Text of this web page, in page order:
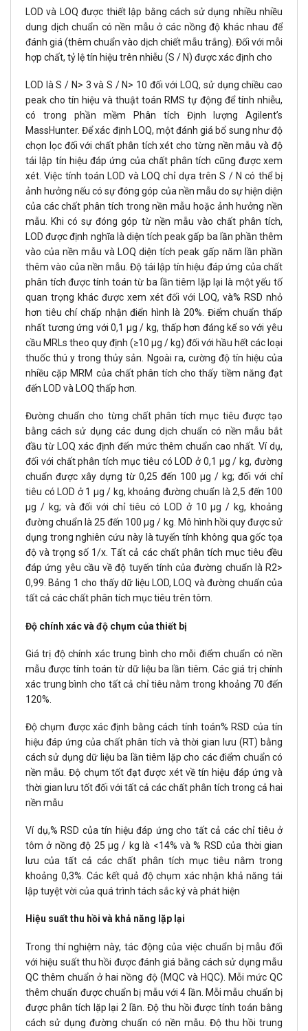
LOD và LOQ được thiết lập bằng cách sử dụng nhiều nhiều
dung dịch chuẩn có nền mẫu ở các nồng độ khác nhau để
đánh giá (thêm chuẩn vào dịch chiết mẫu trắng). Đối với mỗi
hợp chất, tỷ lệ tín hiệu trên nhiễu (S / N) được xác định cho
LOD là S / N> 3 và S / N> 10 đối với LOQ, sử dụng chiều cao
peak cho tín hiệu và thuật toán RMS tự động để tính nhiễu,
có trong phần mềm Phân tích Định lượng Agilent’s
MassHunter. Để xác định LOQ, một đánh giá bổ sung như độ
chọn lọc đối với chất phân tích xét cho từng nền mẫu và độ
tái lập tín hiệu đáp ứng của chất phân tích cũng được xem
xét. Việc tính toán LOD và LOQ chỉ dựa trên S / N có thể bị
ảnh hưởng nếu có sự đóng góp của nền mẫu do sự hiện diện
của các chất phân tích trong nền mẫu hoặc ảnh hưởng nền
mẫu. Khi có sự đóng góp từ nền mẫu vào chất phân tích,
LOD được định nghĩa là diện tích peak gấp ba lần phần thêm
vào của nền mẫu và LOQ diện tích peak gấp năm lần phần
thêm vào của nền mẫu. Độ tái lập tín hiệu đáp ứng của chất
phân tích được tính toán từ ba lần tiêm lặp lại là một yếu tố
quan trọng khác được xem xét đối với LOQ, và% RSD nhỏ
hơn tiêu chí chấp nhận điển hình là 20%. Điểm chuẩn thấp
nhất tương ứng với 0,1 μg / kg, thấp hơn đáng kể so với yêu
cầu MRLs theo quy định (≥10 μg / kg) đối với hầu hết các loại
thuốc thú y trong thủy sản. Ngoài ra, cường độ tín hiệu của
nhiều cặp MRM của chất phân tích cho thấy tiềm năng đạt
đến LOD và LOQ thấp hơn.
Đường chuẩn cho từng chất phân tích mục tiêu được tạo
bằng cách sử dụng các dung dịch chuẩn có nền mẫu bắt
đầu từ LOQ xác định đến mức thêm chuẩn cao nhất. Ví dụ,
đối với chất phân tích mục tiêu có LOD ở 0,1 μg / kg, đường
chuẩn được xây dựng từ 0,25 đến 100 μg / kg; đối với chỉ
tiêu có LOD ở 1 μg / kg, khoảng đường chuẩn là 2,5 đến 100
μg / kg; và đối với chỉ tiêu có LOD ở 10 μg / kg, khoảng
đường chuẩn là 25 đến 100 μg / kg. Mô hình hồi quy được sử
dụng trong nghiên cứu này là tuyến tính không qua gốc tọa
độ và trọng số 1/x. Tất cả các chất phân tích mục tiêu đều
đáp ứng yêu cầu về độ tuyến tính của đường chuẩn là R2>
0,99. Bảng 1 cho thấy dữ liệu LOD, LOQ và đường chuẩn của
tất cả các chất phân tích mục tiêu trên tôm.
Độ chính xác và độ chụm của thiết bị
Giá trị độ chính xác trung bình cho mỗi điểm chuẩn có nền
mẫu được tính toán từ dữ liệu ba lần tiêm. Các giá trị chính
xác trung bình cho tất cả chỉ tiêu nằm trong khoảng 70 đến
120%.
Độ chụm được xác định bằng cách tính toán% RSD của tín
hiệu đáp ứng của chất phân tích và thời gian lưu (RT) bằng
cách sử dụng dữ liệu ba lần tiêm lặp cho các điểm chuẩn có
nền mẫu. Độ chụm tốt đạt được xét về tín hiệu đáp ứng và
thời gian lưu tốt đối với tất cả các chất phân tích trong cả hai
nền mẫu
Ví dụ,% RSD của tín hiệu đáp ứng cho tất cả các chỉ tiêu ở
tôm ở nồng độ 25 μg / kg là <14% và % RSD của thời gian
lưu của tất cả các chất phân tích mục tiêu nằm trong
khoảng 0,3%. Các kết quả độ chụm xác nhận khả năng tái
lập tuyệt vời của quá trình tách sắc ký và phát hiện
Hiệu suất thu hồi và khả năng lặp lại
Trong thí nghiệm này, tác động của việc chuẩn bị mẫu đối
với hiệu suất thu hồi được đánh giá bằng cách sử dụng mẫu
QC thêm chuẩn ở hai nồng độ (MQC và HQC). Mỗi mức QC
thêm chuẩn được chuẩn bị mẫu với 4 lần. Mỗi mẫu chuẩn bị
được phân tích lặp lại 2 lần. Độ thu hồi được tính toán bằng
cách sử dụng đường chuẩn có nền mẫu. Độ thu hồi trung